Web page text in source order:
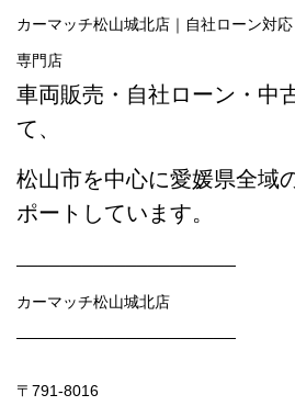
カーマッチ松山城北店｜自社ローン対
専門店
車両販売・自社ローン・中
て、
松山市を中心に愛媛県全域
ポートしています。
────────────────────
カーマッチ松山城北店
────────────────────
〒791-8016